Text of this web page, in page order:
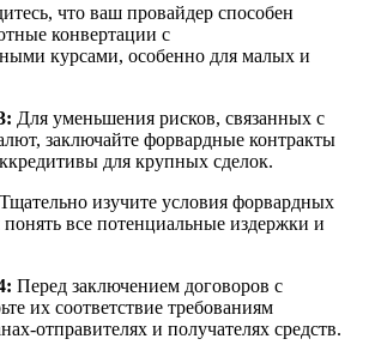
что ваш провайдер способен
конвертации с
курсами, особенно для малых и
Для уменьшения рисков, связанных с
заключайте форвардные контракты
для крупных сделок.
изучите условия форвардных
все потенциальные издержки и
Перед заключением договоров с
их соответствие требованиям
отправителях и получателях средств.